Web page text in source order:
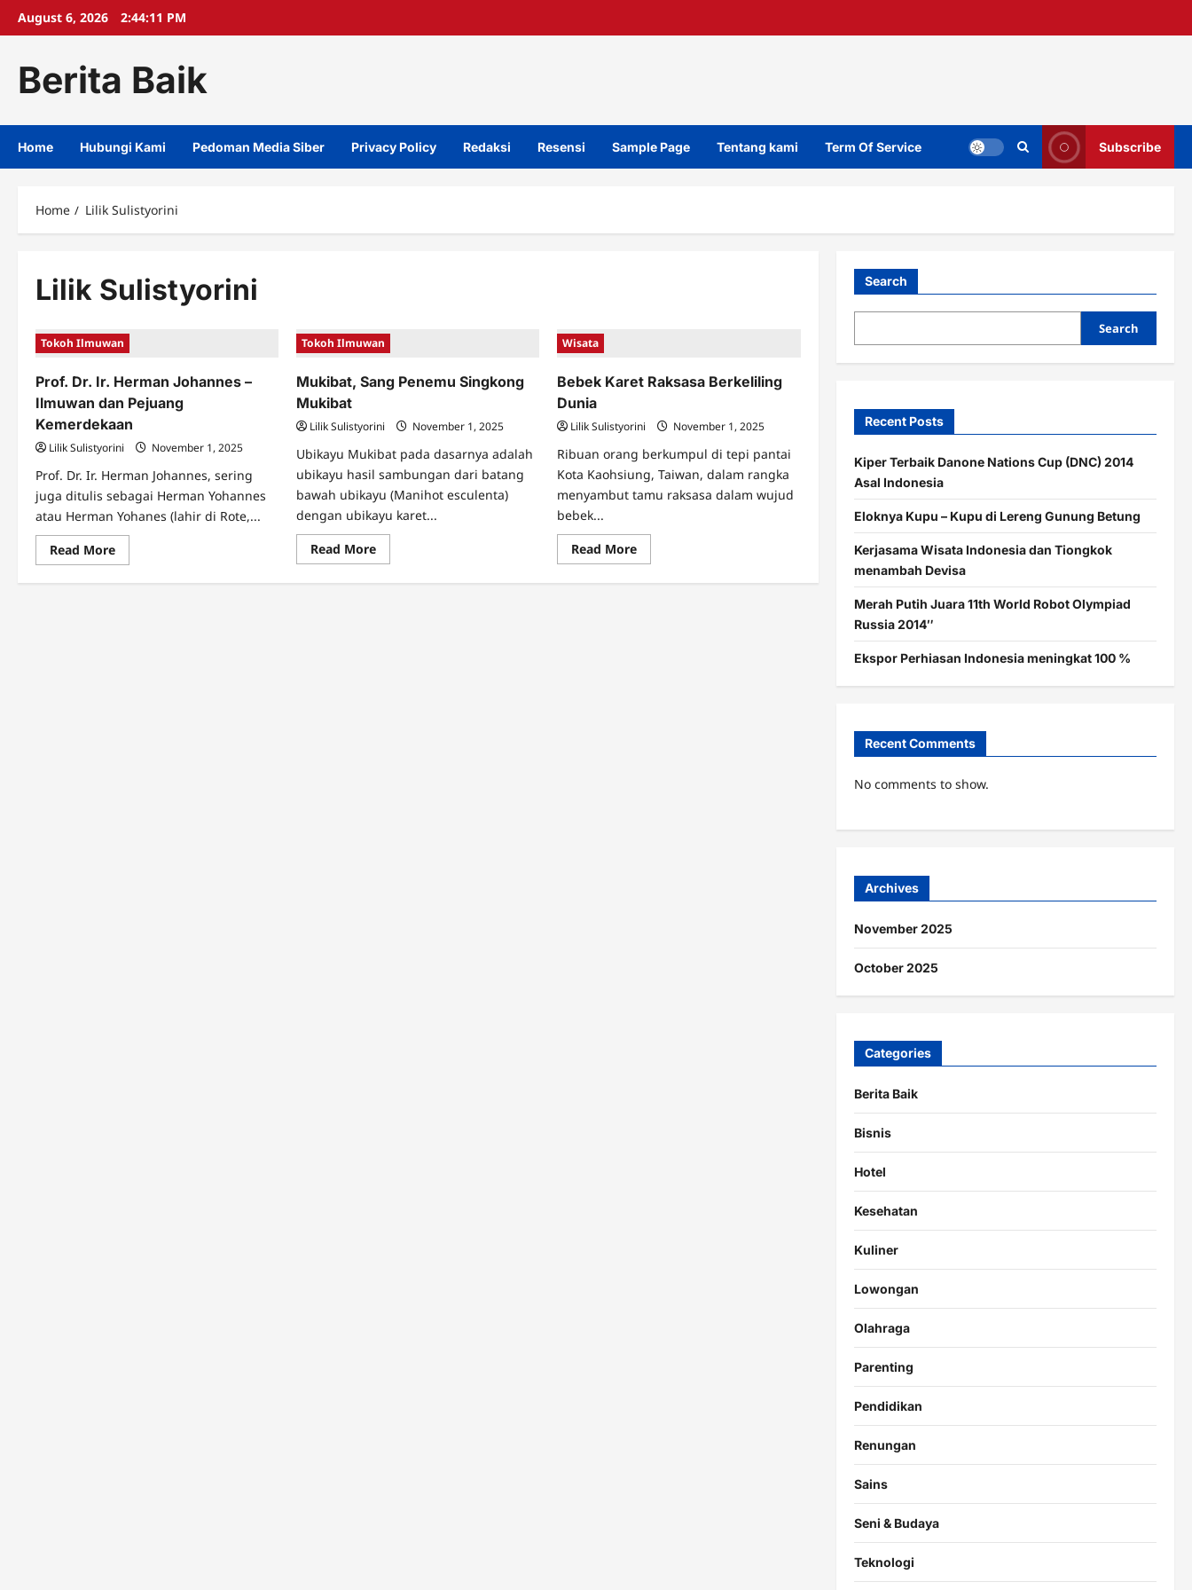
SkipAugust 6, 2026 2:44:12 PM
Berita Baik
Home Hubungi Kami Pedoman Media Siber Privacy Policy Redaksi Resensi Sample Page Tentang kami Term Of Service Subscribe
Home Lilik Sulistyorini
Lilik Sulistyorini
Tokoh Ilmuwan
Prof. Dr. Ir. Herman Johannes –
Ilmuwan dan Pejuang
Kemerdekaan
Lilik Sulistyorini November 1, 2025
Prof. Dr. Ir. Herman Johannes, sering
juga ditulis sebagai Herman Yohannes
atau Herman Yohanes (lahir di Rote,...
Read MoreRead
more
Prof.
Tokoh Ilmuwan
Mukibat, Sang Penemu Singkong
Mukibat
Lilik Sulistyorini November 1, 2025
Ubikayu Mukibat pada dasarnya adalah
ubikayu hasil sambungan dari batang
bawah ubikayu (Manihot esculenta)
dengan ubikayu karet...
Read MoreRead
more
Mukibat,
Wisata
Bebek Karet Raksasa Berkeliling
Dunia
Lilik Sulistyorini November 1, 2025
Ribuan orang berkumpul di tepi pantai
Kota Kaohsiung, Taiwan, dalam rangka
menyambut tamu raksasa dalam wujud
bebek...
Read MoreRead
more
Bebek
Search
Search
Recent Posts
Kiper Terbaik Danone Nations Cup (DNC) 2014
Asal Indonesia
Eloknya Kupu – Kupu di Lereng Gunung Betung
Kerjasama Wisata Indonesia dan Tiongkok
menambah Devisa
Merah Putih Juara 11th World Robot Olympiad
Russia 2014″
Ekspor Perhiasan Indonesia meningkat 100 %
Recent Comments
No comments to show.
Archives
November 2025
October 2025
Categories
Berita Baik
Bisnis
Hotel
Kesehatan
Kuliner
Lowongan
Olahraga
Parenting
Pendidikan
Renungan
Sains
Seni & Budaya
Teknologi